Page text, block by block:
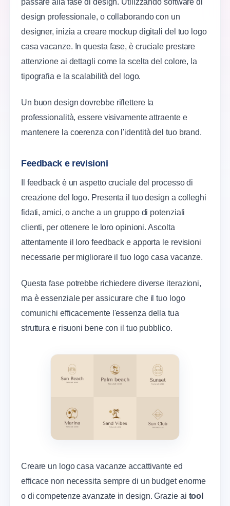
design professionale, o collaborando con un
designer, inizia a creare mockup digitali del tuo logo
casa vacanze. In questa fase, è cruciale prestare
attenzione ai dettagli come la scelta del colore, la
tipografia e la scalabilità del logo.
Un buon design dovrebbe riflettere la
professionalità, essere visivamente attraente e
mantenere la coerenza con l'identità del tuo brand.
Feedback e revisioni
Il feedback è un aspetto cruciale del processo di
creazione del logo. Presenta il tuo design a colleghi
fidati, amici, o anche a un gruppo di potenziali
clienti, per ottenere le loro opinioni. Ascolta
attentamente il loro feedback e apporta le revisioni
necessarie per migliorare il tuo logo casa vacanze.
Questa fase potrebbe richiedere diverse iterazioni,
ma è essenziale per assicurare che il tuo logo
comunichi efficacemente l'essenza della tua
struttura e risuoni bene con il tuo pubblico.
Creare un logo casa vacanze accattivante ed
efficace non necessita sempre di un budget enorme
o di competenze avanzate in design. Grazie ai tool